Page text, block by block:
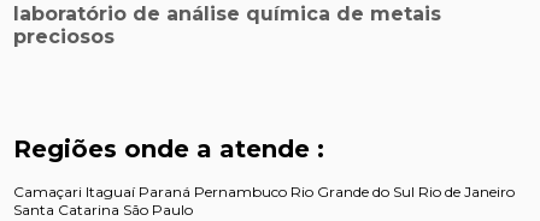
laboratório de análise química de metais
preciosos
Regiões onde a atende :
Camaçari Itaguaí Paraná Pernambuco Rio Grande do Sul Rio de Janeiro
Santa Catarina São Paulo